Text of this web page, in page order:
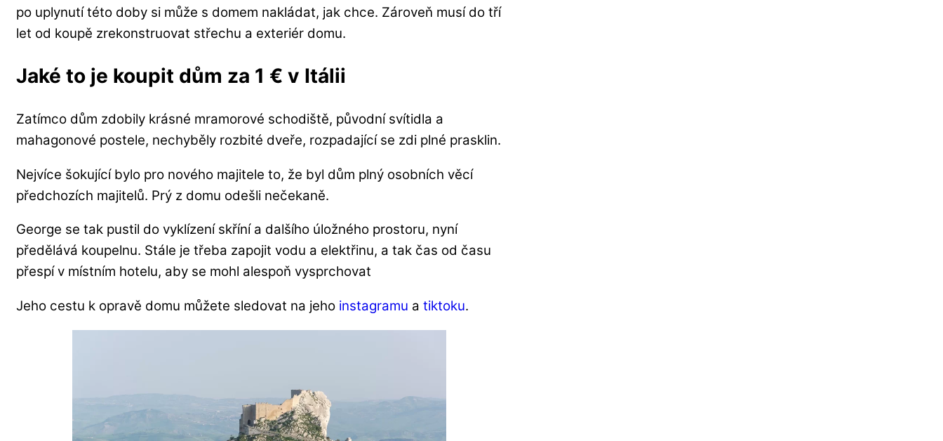
po uplynutí této doby si může s domem nakládat, jak chce. Zároveň musí do tří
let od koupě zrekonstruovat střechu a exteriér domu.
Jaké to je koupit dům za 1 € v Itálii
Zatímco dům zdobily krásné mramorové schodiště, původní svítidla a
mahagonové postele, nechyběly rozbité dveře, rozpadající se zdi plné prasklin.
Nejvíce šokující bylo pro nového majitele to, že byl dům plný osobních věcí
předchozích majitelů. Prý z domu odešli nečekaně.
George se tak pustil do vyklízení skříní a dalšího úložného prostoru, nyní
předělává koupelnu. Stále je třeba zapojit vodu a elektřinu, a tak čas od času
přespí v místním hotelu, aby se mohl alespoň vysprchovat
Jeho cestu k opravě domu můžete sledovat na jeho instagramu a tiktoku.